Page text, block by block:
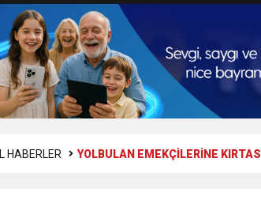
11:57 IŞIL Eczanesi Görkemli Bir Törenle
21:40 HİKMET KAMİL ERYILMAZ’DAN
3:47
HABERLER YOLBULAN EMEKÇİLERİNE